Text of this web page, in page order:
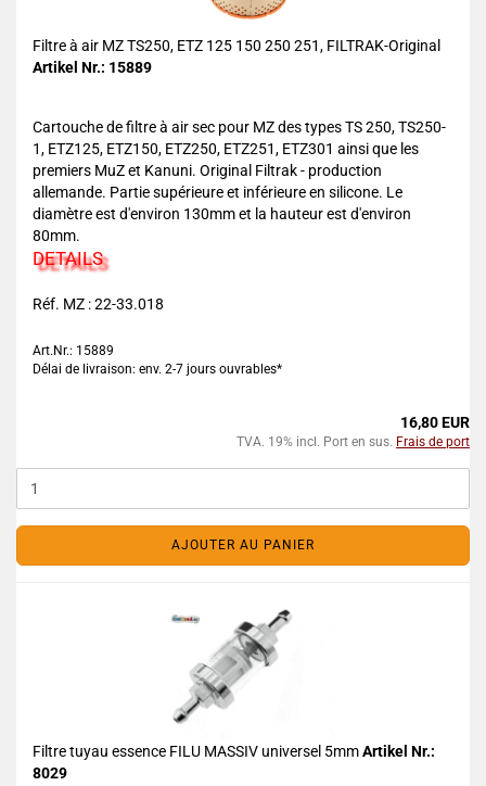
Filtre à air MZ TS250, ETZ 125 150 250 251, FILTRAK-Original
Artikel Nr.: 15889
Cartouche de filtre à air sec pour MZ des types TS 250, TS250-
1, ETZ125, ETZ150, ETZ250, ETZ251, ETZ301 ainsi que les
premiers MuZ et Kanuni. Original Filtrak - production
allemande. Partie supérieure et inférieure en silicone. Le
diamètre est d'environ 130mm et la hauteur est d'environ
80mm.
DETAILS
Réf. MZ : 22-33.018
Art.Nr.: 15889
Délai de livraison: env. 2-7 jours ouvrables*
16,80 EUR
TVA. 19% incl. Port en sus. Frais de port
AJOUTER AU PANIER
Filtre tuyau essence FILU MASSIV universel 5mmArtikel Nr.:
8029